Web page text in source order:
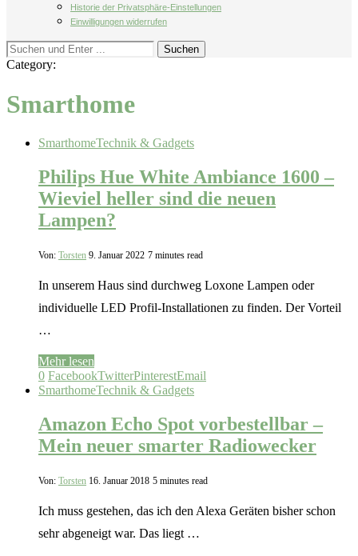
Historie der Privatsphäre-Einstellungen
Einwilligungen widerrufen
Suchen
Category:
Smarthome
SmarthomeTechnik & Gadgets
Philips Hue White Ambiance 1600 –
Wieviel heller sind die neuen
Lampen?
Von: Torsten 9. Januar 2022 7 minutes read
In unserem Haus sind durchweg Loxone Lampen oder
individuelle LED Profil-Installationen zu finden. Der Vorteil
…
Mehr lesen
0 FacebookTwitterPinterestEmail
SmarthomeTechnik & Gadgets
Amazon Echo Spot vorbestellbar –
Mein neuer smarter Radiowecker
Von: Torsten 16. Januar 2018 5 minutes read
Ich muss gestehen, das ich den Alexa Geräten bisher schon
sehr abgeneigt war. Das liegt …